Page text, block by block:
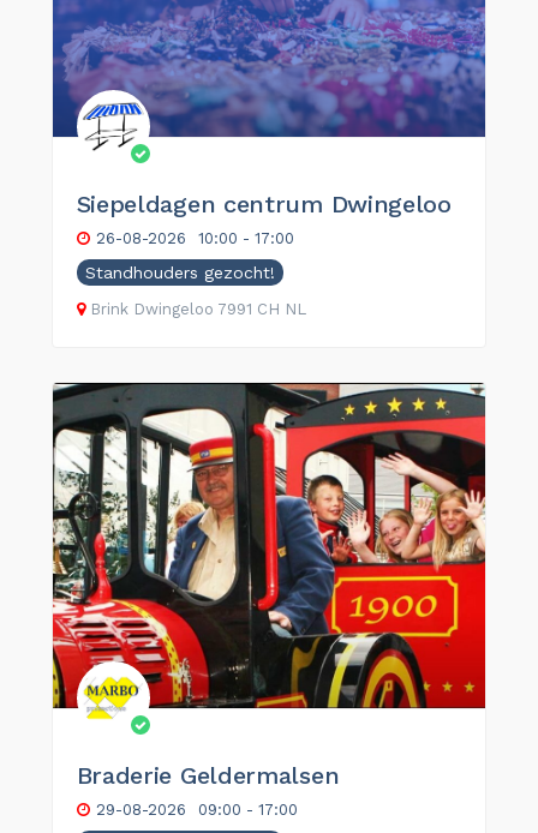
Siepeldagen centrum Dwingeloo
26-08-2026 10:00 - 17:00
Standhouders gezocht!
Brink Dwingeloo 7991 CH NL
Braderie Geldermalsen
29-08-2026 09:00 - 17:00